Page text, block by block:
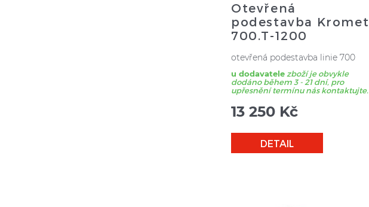
Otevřená
podestavba Kromet
700.T-1200
otevřená podestavba linie 700
u dodavatele zboží je obvykle
dodáno během 3 - 21 dní, pro
upřesnění termínu nás kontaktujte.
13 250 Kč
DETAIL